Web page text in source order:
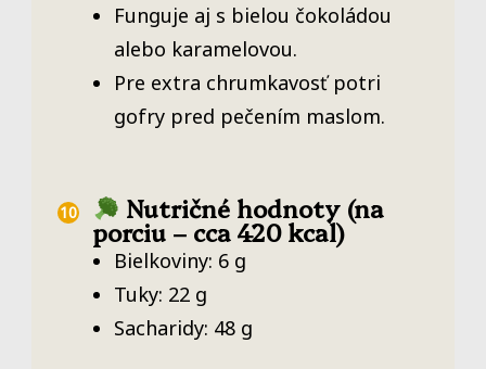
Funguje aj s bielou čokoládou
alebo karamelovou.
Pre extra chrumkavosť potri
gofry pred pečením maslom.
Nutričné hodnoty (na
porciu – cca 420 kcal)
Bielkoviny: 6 g
Tuky: 22 g
Sacharidy: 48 g